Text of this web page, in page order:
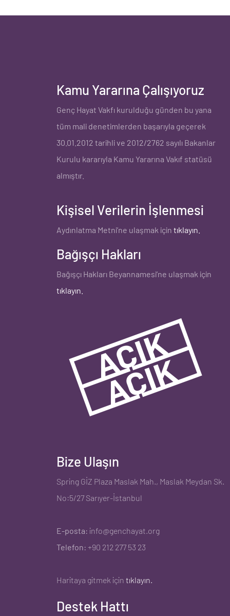
Kamu Yararına Çalışıyoruz
Genç Hayat Vakfı kurulduğu günden bu yana
tüm mali denetimlerden başarıyla geçerek
30.01.2012 tarihli ve 2012/2762 sayılı Bakanlar
Kurulu kararıyla Kamu Yararına Vakıf statüsü
almıştır.
Kişisel Verilerin İşlenmesi
Aydınlatma Metni’ne ulaşmak için tıklayın.
Bağışçı Hakları
Bağışçı Hakları Beyannamesi’ne ulaşmak için
tıklayın
Bize Ulaşın
Spring GİZ Plaza Maslak Mah., Maslak Meydan Sk.
No:5/27 Sarıyer-İstanbul
E-posta: info@genchayat.org
Telefon: +90 212 277 53 23
Haritaya gitmek için tıklayın.
Destek Hattı